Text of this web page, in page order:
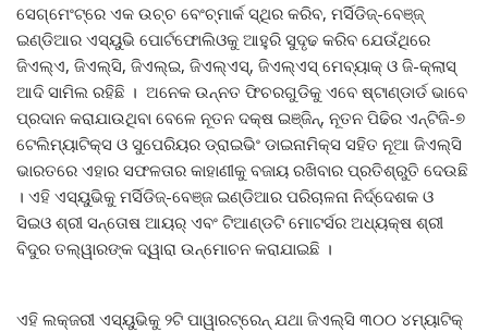
ସେଗ୍‌ମେଂଟ୍‌ରେ ଏକ ଉଚ୍ଚ ବେଂଚ୍‌ମାର୍କ ସ୍ଥିର କରିବ, ମର୍ସିଡିଜ୍‌-ବେଞ୍ଜ୍
ଇଣ୍ଡିଆର ଏସ୍‌ୟୁଭି ପୋର୍ଟଫୋଲିଓକୁ ଆହୁରି ସୁଦୃଢ କରିବ ଯେଉଁଥିରେ
ଜିଏଲ୍‌ଏ, ଜିଏଲ୍‌ସି, ଜିଏଲ୍‌ଇ, ଜିଏଲ୍‌ଏସ୍‌, ଜିଏଲ୍‌ଏସ୍ ମେବ୍ୟାକ୍ ଓ ଜି-କ୍ଲାସ୍
ଆଦି ସାମିଲ ରହିଛି । ଅନେକ ଉନ୍ନତ ଫିଚରଗୁଡିକୁ ଏବେ ଷ୍ଟାଣ୍ଡାର୍ଡ ଭାବେ
ପ୍ରଦାନ କରାଯାଉଥିବା ବେଳେ ନୂତନ ଦକ୍ଷ ଇଞ୍ଜିନ୍‌, ନୂତନ ପିଢିର ଏନ୍‌ଟିଜି-୭
ଟେଲିମ୍ୟାଟିକ୍ସ ଓ ସୁପେରିୟର ଡ୍ରାଇଭିଂ ଡାଇନାମିକ୍ସ ସହିତ ନୂଆ ଜିଏଲ୍‌ସି
ଭାରତରେ ଏହାର ସଫଳତାର କାହାଣୀକୁ ବଜାୟ ରଖିବାର ପ୍ରତିଶ୍ରୁତି ଦେଉଛି
। ଏହି ଏସ୍‌ୟୁଭିକୁ ମର୍ସିଡିଜ୍‌-ବେଞ୍ଜ ଇଣ୍ଡିଆର ପରିଚାଳନା ନିର୍ଦ୍ଦେଶକ ଓ
ସିଇଓ ଶ୍ରୀ ସନ୍ତୋଷ ଆୟର୍ ଏବଂ ଟିଆଣ୍ଡଟି ମୋଟର୍ସର ଅଧ୍ୟକ୍ଷ ଶ୍ରୀ
ବିଦୁର ତଲ୍‌ୱାରଙ୍କ ଦ୍ୱାରା ଉନ୍ମୋଚନ କରାଯାଇଛି ।
ଏହି ଲକ୍‌ଜରୀ ଏସ୍‌ୟୁଭିକୁ ୨ଟି ପାୱାରଟ୍ରେନ୍ ଯଥା ଜିଏଲ୍‌ସି ୩୦୦ ୪ମ୍ୟାଟିକ୍